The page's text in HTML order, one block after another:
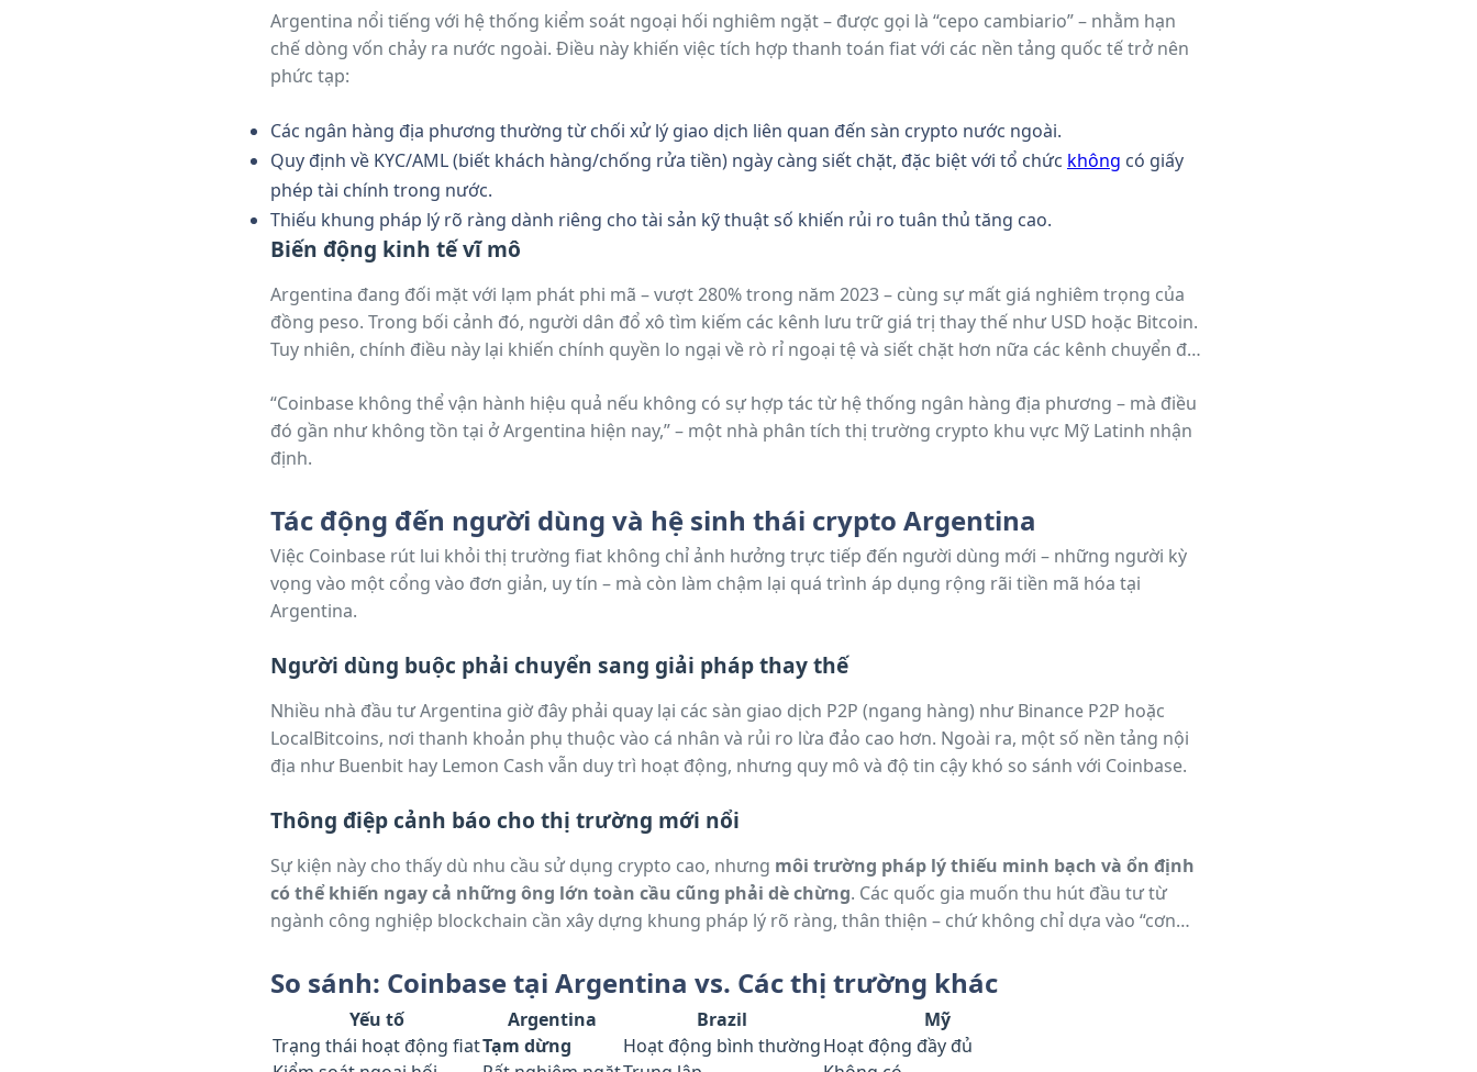
Argentina nổi tiếng với hệ thống kiểm soát ngoại hối nghiêm ngặt – được gọi là “cepo cambiario” – nhằm hạn
chế dòng vốn chảy ra nước ngoài. Điều này khiến việc tích hợp thanh toán fiat với các nền tảng quốc tế trở nên
phức tạp:
Các ngân hàng địa phương thường từ chối xử lý giao dịch liên quan đến sàn crypto nước ngoài.
Quy định về KYC/AML (biết khách hàng/chống rửa tiền) ngày càng siết chặt, đặc biệt với tổ chức không có giấy
phép tài chính trong nước.
Thiếu khung pháp lý rõ ràng dành riêng cho tài sản kỹ thuật số khiến rủi ro tuân thủ tăng cao.
Biến động kinh tế vĩ mô
Argentina đang đối mặt với lạm phát phi mã – vượt 280% trong năm 2023 – cùng sự mất giá nghiêm trọng của
đồng peso. Trong bối cảnh đó, người dân đổ xô tìm kiếm các kênh lưu trữ giá trị thay thế như USD hoặc Bitcoin.
Tuy nhiên, chính điều này lại khiến chính quyền lo ngại về rò rỉ ngoại tệ và siết chặt hơn nữa các kênh chuyển đổi
“Coinbase không thể vận hành hiệu quả nếu không có sự hợp tác từ hệ thống ngân hàng địa phương – mà điều
đó gần như không tồn tại ở Argentina hiện nay,” – một nhà phân tích thị trường crypto khu vực Mỹ Latinh nhận
định.
Tác động đến người dùng và hệ sinh thái crypto Argentina
Việc Coinbase rút lui khỏi thị trường fiat không chỉ ảnh hưởng trực tiếp đến người dùng mới – những người kỳ
vọng vào một cổng vào đơn giản, uy tín – mà còn làm chậm lại quá trình áp dụng rộng rãi tiền mã hóa tại
Argentina.
Người dùng buộc phải chuyển sang giải pháp thay thế
Nhiều nhà đầu tư Argentina giờ đây phải quay lại các sàn giao dịch P2P (ngang hàng) như Binance P2P hoặc
LocalBitcoins, nơi thanh khoản phụ thuộc vào cá nhân và rủi ro lừa đảo cao hơn. Ngoài ra, một số nền tảng nội
địa như Buenbit hay Lemon Cash vẫn duy trì hoạt động, nhưng quy mô và độ tin cậy khó so sánh với Coinbase.
Thông điệp cảnh báo cho thị trường mới nổi
Sự kiện này cho thấy dù nhu cầu sử dụng crypto cao, nhưng môi trường pháp lý thiếu minh bạch và ổn định
có thể khiến ngay cả những ông lớn toàn cầu cũng phải dè chừng. Các quốc gia muốn thu hút đầu tư từ
ngành công nghiệp blockchain cần xây dựng khung pháp lý rõ ràng, thân thiện – chứ không chỉ dựa vào “cơn
So sánh: Coinbase tại Argentina vs. Các thị trường khác
Yếu tố Argentina Brazil
Mỹ
Trạng thái hoạt động fiatTạm dừng Hoạt động bình thườngHoạt động đầy đủ